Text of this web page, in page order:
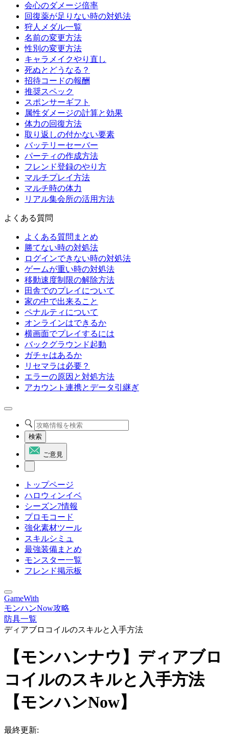
会心のダメージ倍率
回復薬が足りない時の対処法
狩人メダル一覧
名前の変更方法
性別の変更方法
キャラメイクやり直し
死ぬとどうなる？
招待コードの報酬
推奨スペック
スポンサーギフト
属性ダメージの計算と効果
体力の回復方法
取り返しの付かない要素
バッテリーセーバー
パーティの作成方法
フレンド登録のやり方
マルチプレイ方法
マルチ時の体力
リアル集会所の活用方法
よくある質問
よくある質問まとめ
勝てない時の対処法
ログインできない時の対処法
ゲームが重い時の対処法
移動速度制限の解除方法
田舎でのプレイについて
家の中で出来ること
ペナルティについて
オンラインはできるか
横画面でプレイするには
バックグラウンド起動
ガチャはあるか
リセマラは必要？
エラーの原因と対処方法
アカウント連携とデータ引継ぎ
検索
ご意見
トップページ
ハロウィンイベ
シーズン7情報
プロモコード
強化素材ツール
スキルシミュ
最強装備まとめ
モンスター一覧
フレンド掲示板
GameWith
モンハンNow攻略
防具一覧
ディアブロコイルのスキルと入手方法
【モンハンナウ】ディアブロ
コイルのスキルと入手方法
【モンハンNow】
最終更新: